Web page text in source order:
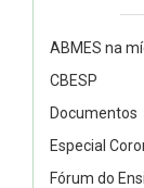
ABMES na
CBESP
Documentos
Especial
Fórum do